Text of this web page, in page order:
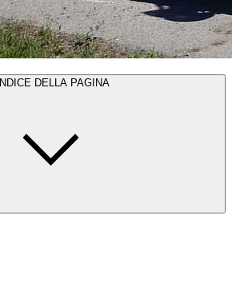
INDICE DELLA PAGINA